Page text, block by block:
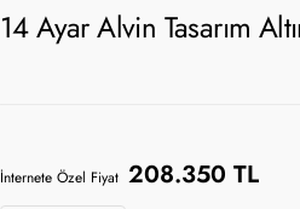
14 Ayar Alvin Tasarım
İnternete Özel Fiyat 208.350 TL